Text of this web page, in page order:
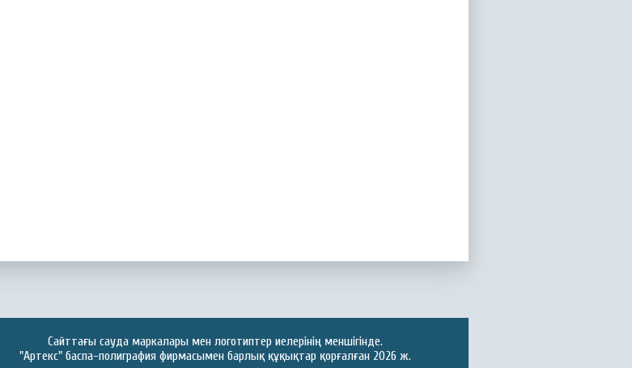
Сайттағы сауда маркалары мен логотиптер иелерінің меншігінде.
"Артекс" баспа-полиграфия фирмасымен барлық құқықтар қорғалған 2026 ж.